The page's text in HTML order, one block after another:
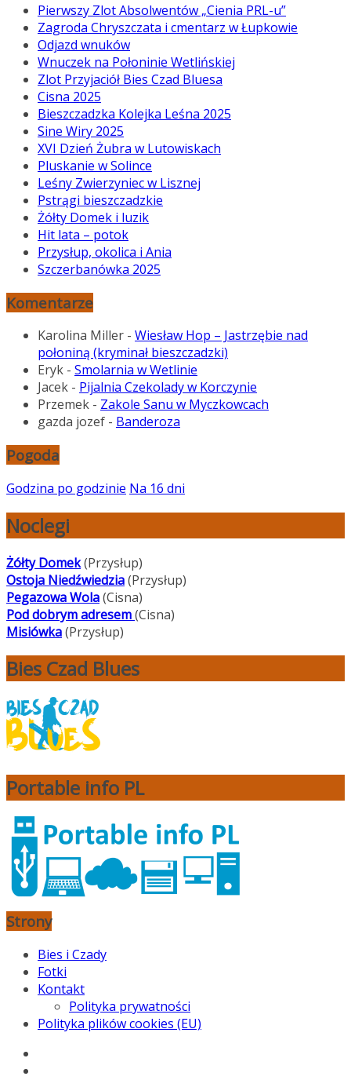
Pierwszy Zlot Absolwentów „Cienia PRL-u”
Zagroda Chryszczata i cmentarz w Łupkowie
Odjazd wnuków
Wnuczek na Połoninie Wetlińskiej
Zlot Przyjaciół Bies Czad Bluesa
Cisna 2025
Bieszczadzka Kolejka Leśna 2025
Sine Wiry 2025
XVI Dzień Żubra w Lutowiskach
Pluskanie w Solince
Leśny Zwierzyniec w Lisznej
Pstrągi bieszczadzkie
Żółty Domek i luzik
Hit lata – potok
Przysłup, okolica i Ania
Szczerbanówka 2025
Komentarze
Karolina Miller - Wiesław Hop – Jastrzębie nad
połoniną (kryminał bieszczadzki)
Eryk - Smolarnia w Wetlinie
Jacek - Pijalnia Czekolady w Korczynie
Przemek - Zakole Sanu w Myczkowcach
gazda jozef - Banderoza
Pogoda
Godzina po godzinie Na 16 dni
Noclegi
Żółty Domek(Przysłup)
Ostoja Niedźwiedzia(Przysłup)
Pegazowa Wola(Cisna)
Pod dobrym adresem(Cisna)
Misiówka(Przysłup)
Bies Czad Blues
Portable info PL
Strony
Bies i Czady
Fotki
Kontakt
Polityka prywatności
Polityka plików cookies (EU)